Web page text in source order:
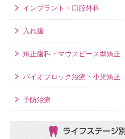
インプラント・口腔外科
入れ歯
矯正歯科・マウスピース型矯正
バイオブロック治療・小児矯正
予防治療
ライフステージ別